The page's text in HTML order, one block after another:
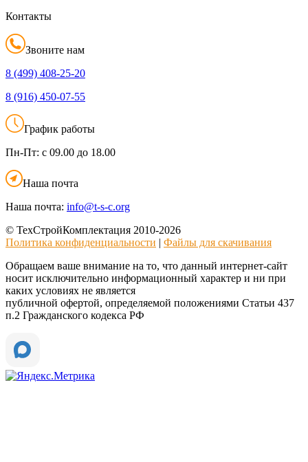
Контакты
Звоните нам
8 (499) 408-25-20
8 (916) 450-07-55
График работы
Пн-Пт: с 09.00 до 18.00
Наша почта
Наша почта: info@t-s-c.org
© ТехСтройКомплектация 2010-2026
Политика конфиденциальности
Файлы для скачивания
Обращаем ваше внимание на то, что данный интернет-сайт
носит исключительно информационный характер и ни при
каких условиях не является
публичной офертой, определяемой положениями Статьи 437
п.2 Гражданского кодекса РФ